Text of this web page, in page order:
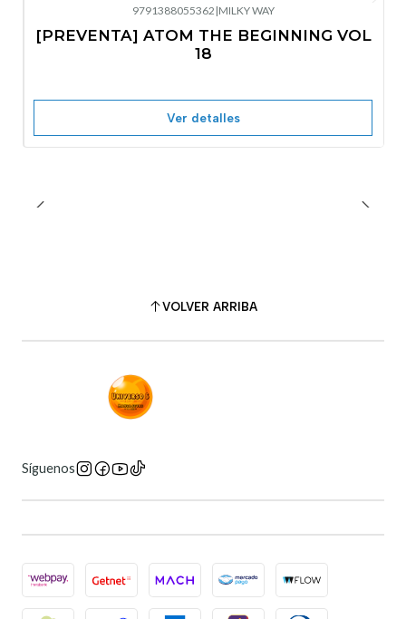
9791388055362 |MILKY WAY
[PREVENTA] ATOM THE BEGINNING VOL
18
Ver detalles
VOLVER ARRIBA
Síguenos